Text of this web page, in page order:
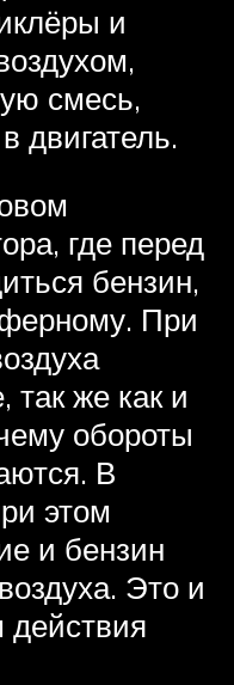
и
смесь,
двигатель.
где перед
бензин,
При
так же как и
обороты
В
этом
и бензин
Это и
действия